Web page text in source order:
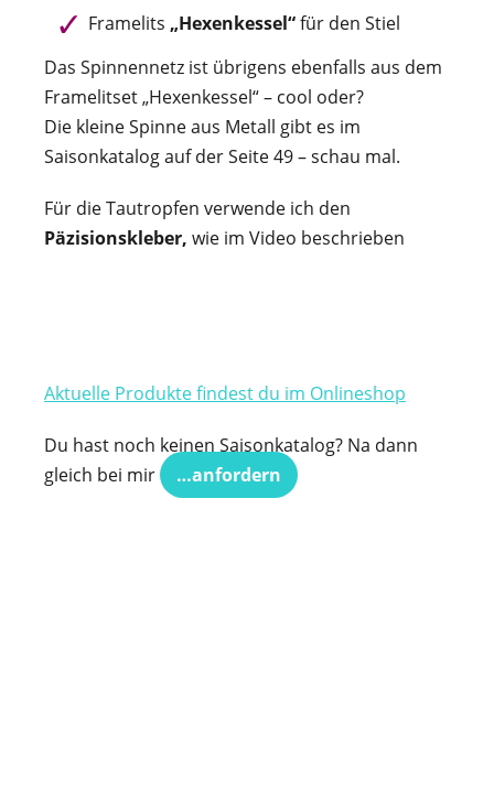
Framelits „Hexenkessel“für den Stiel
Das Spinnennetz ist übrigens ebenfalls aus dem
Framelitset „Hexenkessel“ – cool oder?
Die kleine Spinne aus Metall gibt es im
Saisonkatalog auf der Seite 49 – schau mal.
Für die Tautropfen verwende ich den
Päzisionskleber, wie im Video beschrieben
Aktuelle Produkte findest du im Onlineshop
Du hast noch keinen Saisonkatalog? Na dann
gleich bei mir
…anfordern